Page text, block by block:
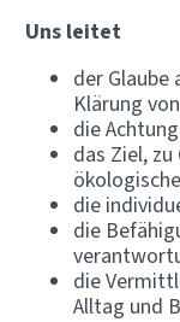
Uns leitet
der
Klärung
die
das Ziel,
die
die
die
Alltag und